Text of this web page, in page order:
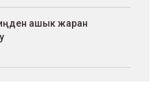
ашык жаран